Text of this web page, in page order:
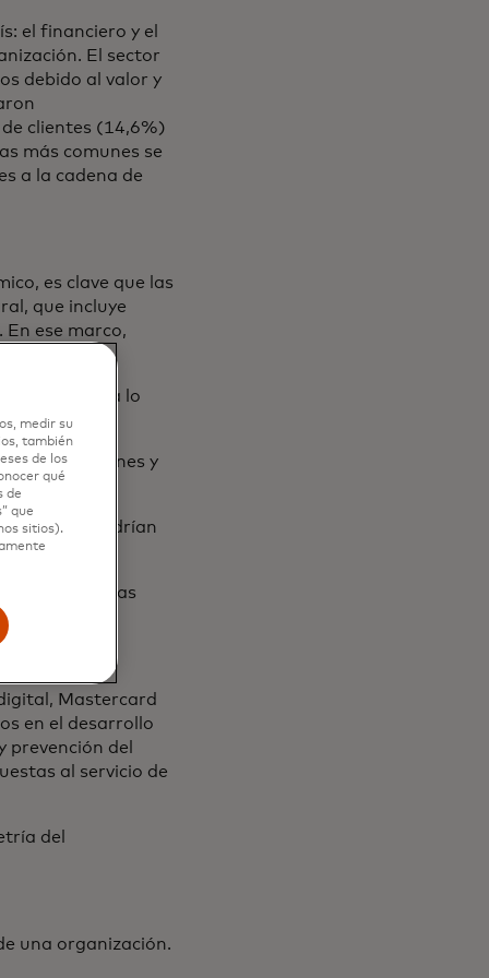
el financiero y el
El sector
debido al valor y
clientes (14,6%)
más comunes se
a la cadena de
es clave que las
que incluye
ese marco,
sino a lo
simulaciones y
cómo podrían
técnicas
crítico.
Mastercard
en el desarrollo
prevención del
al servicio de
del
una organización.
medir su
también
de los
qué
de
que
sitios).